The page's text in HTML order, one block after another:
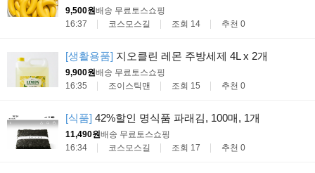
9,500원배송 무료토스쇼핑
16:37
코스모스길 조회 14 추천 0
[생활용품] 지오클린 레몬 주방세제 4L x 2개
9,900원배송 무료토스쇼핑
16:35
조이스틱맨 조회 15 추천 0
[식품] 42%할인 명식품 파래김, 100매, 1개
11,490원배송 무료토스쇼핑
16:34
코스모스길 조회 17 추천 0